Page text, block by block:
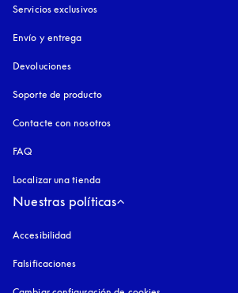
Servicios exclusivos
Envío y entrega
Devoluciones
Soporte de producto
Contacte con nosotros
FAQ
Localizar una tienda
Nuestras políticas
Accesibilidad
Falsificaciones